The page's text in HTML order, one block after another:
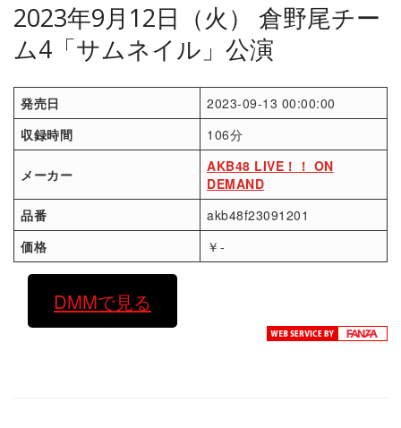
2023年9月12日（火） 倉野尾チー
ム4「サムネイル」公演
発売日
2023-09-13 00:00:00
収録時間
106分
メーカー
AKB48 LIVE！！ ON
DEMAND
品番
akb48f23091201
価格
￥-
DMMで見る